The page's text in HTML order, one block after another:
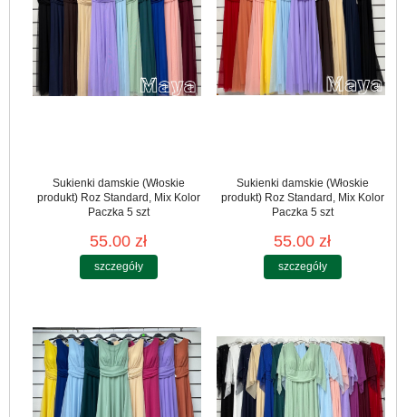
Sukienki damskie (Włoskie
produkt) Roz Standard, Mix Kolor
Paczka 5 szt
55.00 zł
szczegóły
Sukienki damskie (Włoskie
produkt) Roz Standard, Mix Kolor
Paczka 5 szt
55.00 zł
szczegóły